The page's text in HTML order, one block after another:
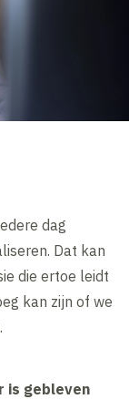
dag
Dat kan
die ertoe leidt
kan zijn of we
is gebleven